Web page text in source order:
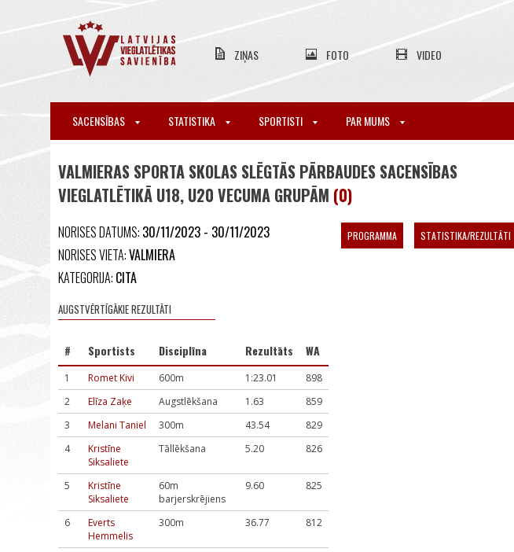
ZIŅAS FOTO VIDEO
SACENSĪBAS STATISTIKA SPORTISTI PAR MUMS
VALMIERAS SPORTA SKOLAS SLĒGTĀS PĀRBAUDES SACENSĪBAS
VIEGLATLĒTIKĀ U18, U20 VECUMA GRUPĀM (0)
NORISES DATUMS: 30/11/2023 - 30/11/2023
NORISES VIETA:VALMIERA
KATEGORIJA: CITA
AUGSTVĒRTĪGĀKIE REZULTĀTI
# Sportists Disciplīna Rezultāts WA
1 Romet Kivi 600m 1:23.01
898
2
Elīza Zaķe Augstlēkšana 1.63
859
3
Melani Taniel 300m 43.54
829
4
Kristīne
Siksaliete
Tāllēkšana 5.20 826
5
Kristīne
Siksaliete
60m
barjerskrējiens
9.60 825
6
Everts
Hemmelis
300m 36.77 812
PROGRAMMA STATISTIKA/REZULTĀTI